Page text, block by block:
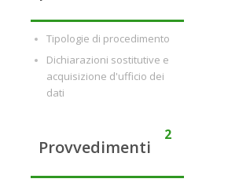
Tipologie di procedimento
Dichiarazioni sostitutive e
acquisizione d'ufficio dei
dati
2
Provvedimenti